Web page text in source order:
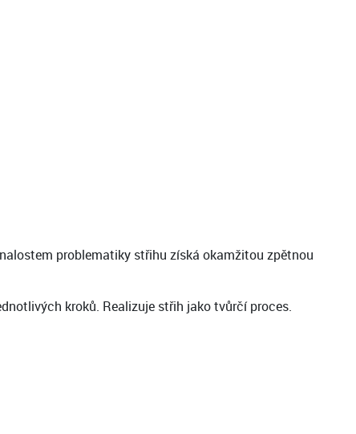
problematiky střihu získá okamžitou zpětnou
kroků. Realizuje střih jako tvůrčí proces.